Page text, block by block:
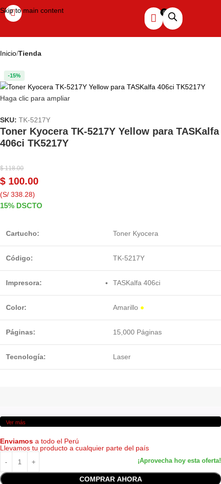
Skip to main content
Inicio Tienda
-15%
Haga clic para ampliar
SKU: TK-5217Y
Toner Kyocera TK-5217Y Yellow para TASKalfa
406ci TK5217Y
$118.00
$ 100.00
(S/ 338.28)
15% DSCTO
Cartucho: Toner Kyocera
Código: TK-5217Y
Impresora: TASKalfa 406ci
Color: Amarillo ●
Páginas: 15,000 Páginas
Tecnología: Laser
Ver más
Enviamos a todo el Perú
Llevamos tu producto a cualquier parte del país
COMPRAR AHORA